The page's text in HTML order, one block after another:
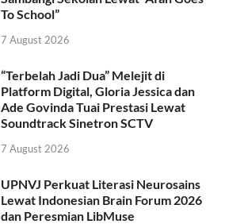
To School”
7 August 2026
“Terbelah Jadi Dua” Melejit di
Platform Digital, Gloria Jessica dan
Ade Govinda Tuai Prestasi Lewat
Soundtrack Sinetron SCTV
7 August 2026
UPNVJ Perkuat Literasi Neurosains
Lewat Indonesian Brain Forum 2026
dan Peresmian LibMuse